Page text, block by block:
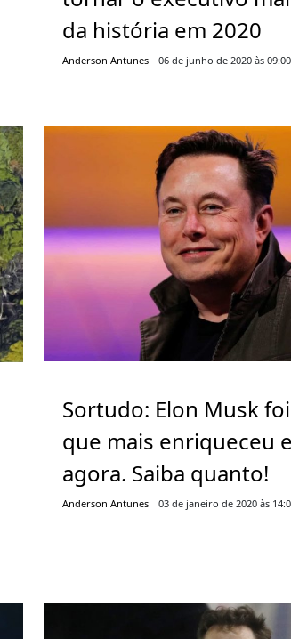
da história em 2020
Anderson Antunes 06 de junho de 2020 às 09:00
Sortudo: Elon Musk
que mais enriqueceu
agora. Saiba quanto!
Anderson Antunes 03 de janeiro de 2020 às